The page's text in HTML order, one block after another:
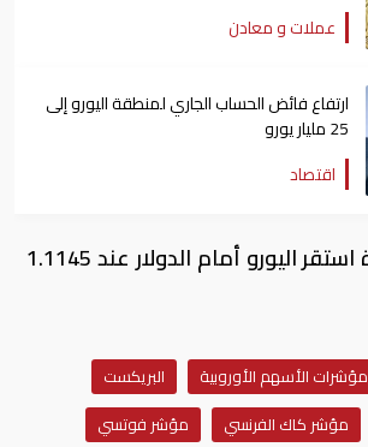
عملات و معادن
ارتفاع فائض الحساب الجاري لمنطقة اليورو إلى
25 مليار يورو
اقتصاد
وخلال تلك الفترة استقر اليورو أمام الدولار عند 1.1145
مؤشرات الأسهم الأوروبية
البريكست
مؤشر كاك الفرنسي مؤشر فوتسي